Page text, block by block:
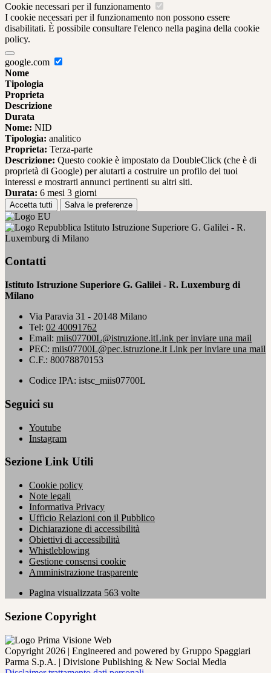
Cookie necessari per il funzionamento
I cookie necessari per il funzionamento non possono essere
disabilitati. È possibile consultare l'elenco nella pagina della cookie
policy.
google.com
Nome
Tipologia
Proprieta
Descrizione
Durata
Nome: NID
Tipologia: analitico
Proprieta: Terza-parte
Descrizione: Questo cookie è impostato da DoubleClick (che è di
proprietà di Google) per aiutarti a costruire un profilo dei tuoi
interessi e mostrarti annunci pertinenti su altri siti.
Durata: 6 mesi 3 giorni
Accetta tutti Salva le preferenze
Istituto Istruzione Superiore G. Galilei - R.
Luxemburg di Milano
Contatti
Istituto Istruzione Superiore G. Galilei - R. Luxemburg di
Milano
Via Paravia 31 - 20148 Milano
Tel: 02 40091762
Email: miis07700L@istruzione.itLink per inviare una mail
PEC: miis07700L@pec.istruzione.it Link per inviare una mail
C.F.: 80078870153
Codice IPA: istsc_miis07700L
Seguici su
Youtube
Instagram
Sezione Link Utili
Cookie policy
Note legali
Informativa Privacy
Ufficio Relazioni con il Pubblico
Dichiarazione di accessibilità
Obiettivi di accessibilità
Whistleblowing
Gestione consensi cookie
Amministrazione trasparente
Pagina visualizzata 563 volte
Sezione Copyright
Copyright 2026 | Engineered and powered by Gruppo Spaggiari
Parma S.p.A. | Divisione Publishing & New Social Media